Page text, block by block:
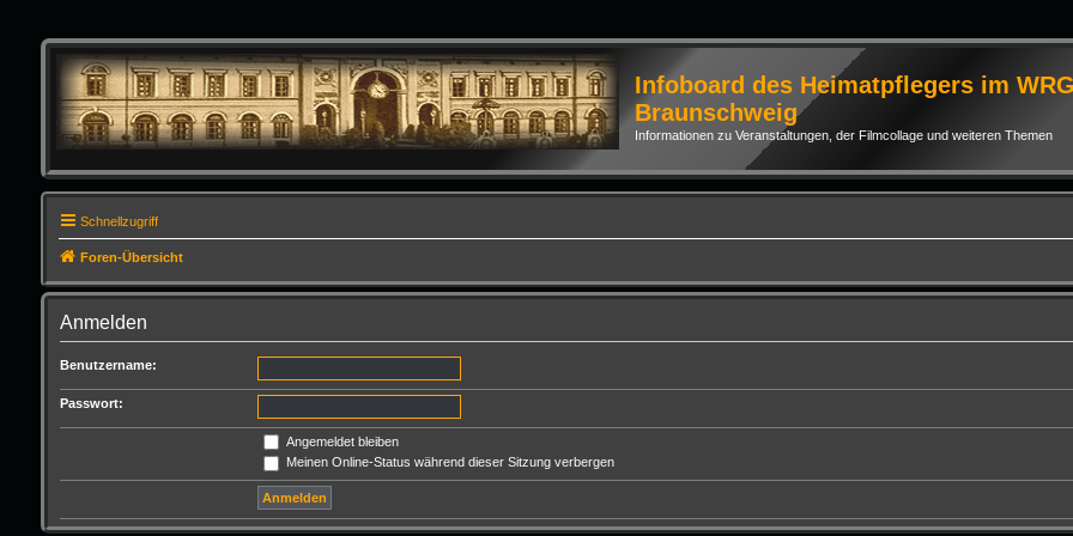
Infoboard des Heimatpflegers im WRG
Braunschweig
Informationen zu Veranstaltungen, der Filmcollage und weiteren Themen
Schnellzugriff
Foren-Übersicht
Anmelden
Benutzername:
Passwort:
Angemeldet bleiben
Meinen Online-Status während dieser Sitzung verbergen